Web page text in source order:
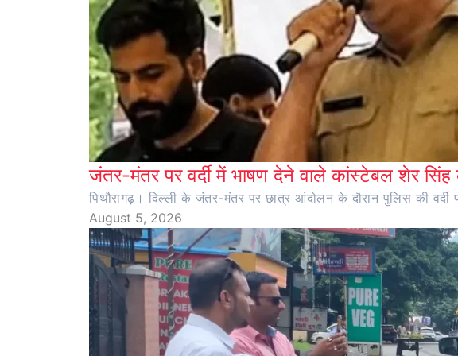
जंतर-मंतर पर वर्दी में भाषण देने वाले कांस्टेबल शेर सिंह
पिथौरागढ़। दिल्ली के जंतर-मंतर पर छात्र आंदोलन के दौरान पुलिस की
August 5, 2026